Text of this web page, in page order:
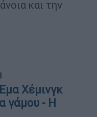
και την
Χέμινγκ
γάμου - Η